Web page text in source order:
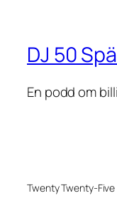
DJ 50
En podd om
Twenty Twenty-Five